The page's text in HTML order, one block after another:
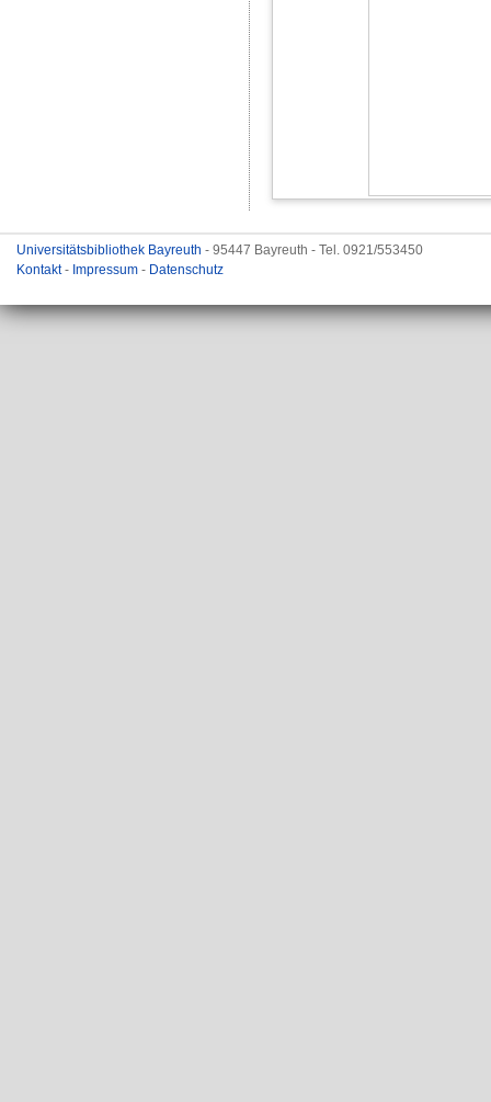
Universitätsbibliothek Bayreuth - 95447 Bayreuth - Tel. 0921/553450
Kontakt- Impressum - Datenschutz